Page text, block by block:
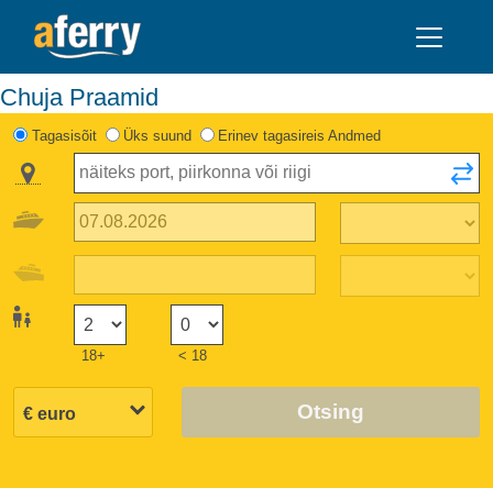
Chuja Praamid
Tagasisõit Üks suund Erinev tagasireis Andmed
18+ < 18
Otsing